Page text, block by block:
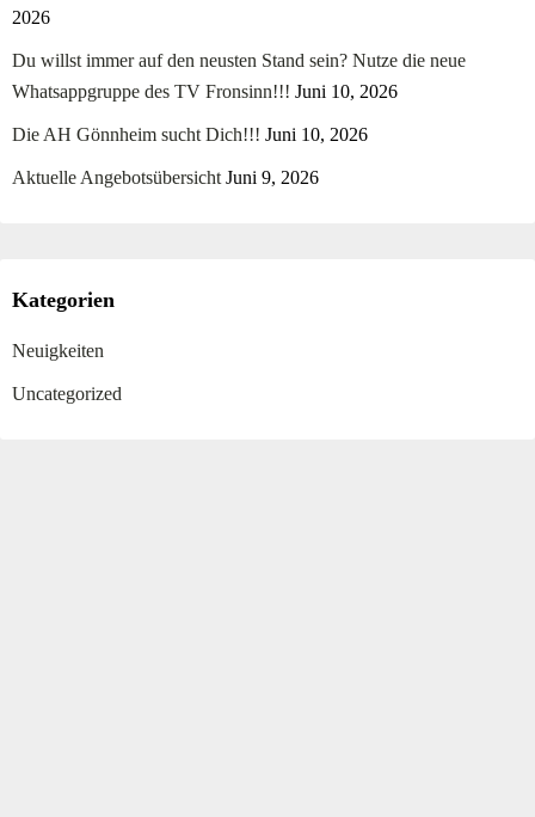
2026
Du willst immer auf den neusten Stand sein? Nutze die neue
Whatsappgruppe des TV Fronsinn!!! Juni 10, 2026
Die AH Gönnheim sucht Dich!!! Juni 10, 2026
Aktuelle Angebotsübersicht Juni 9, 2026
Kategorien
Neuigkeiten
Uncategorized